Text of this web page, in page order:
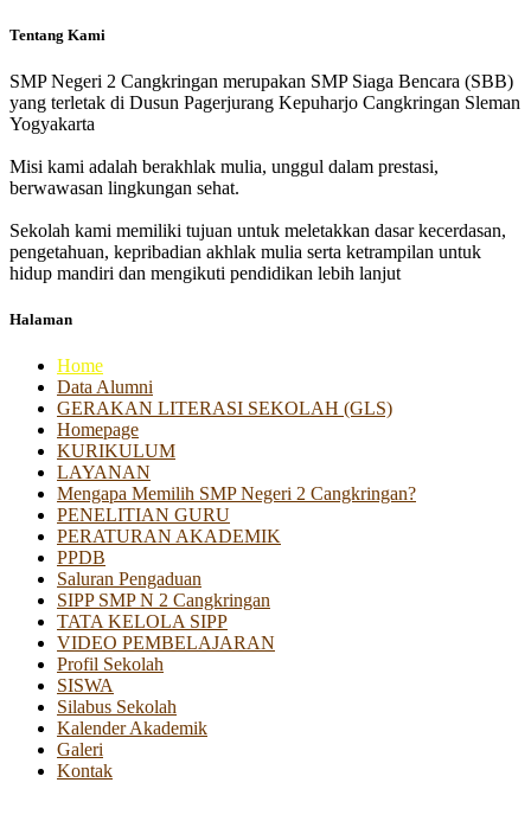
Tentang Kami
SMP Negeri 2 Cangkringan merupakan SMP Siaga Bencara (SBB)
yang terletak di Dusun Pagerjurang Kepuharjo Cangkringan Sleman
Yogyakarta
Misi kami adalah berakhlak mulia, unggul dalam prestasi,
berwawasan lingkungan sehat.
Sekolah kami memiliki tujuan untuk meletakkan dasar kecerdasan,
pengetahuan, kepribadian akhlak mulia serta ketrampilan untuk
hidup mandiri dan mengikuti pendidikan lebih lanjut
Halaman
Home
Data Alumni
GERAKAN LITERASI SEKOLAH (GLS)
Homepage
KURIKULUM
LAYANAN
Mengapa Memilih SMP Negeri 2 Cangkringan?
PENELITIAN GURU
PERATURAN AKADEMIK
PPDB
Saluran Pengaduan
SIPP SMP N 2 Cangkringan
TATA KELOLA SIPP
VIDEO PEMBELAJARAN
Profil Sekolah
SISWA
Silabus Sekolah
Kalender Akademik
Galeri
Kontak